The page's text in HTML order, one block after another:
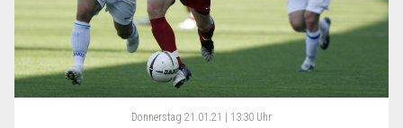
Donnerstag 21.01.21 | 13:30 Uhr